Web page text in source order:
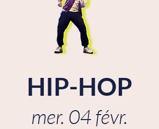
HIP-HOP
mer. 04 févr.